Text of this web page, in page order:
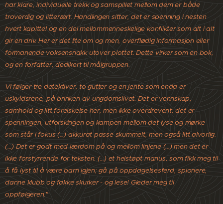
har klare, individuelle trekk og samspillet mellom dem er både
troverdig og litterært. Handlingen sitter, det er spenning i nesten
hvert kapittel og en del mellommenneskelige konflikter som alt i alt
gir en driv. Her er det lite om og men, overflødig informasjon eller
formanende voksensnakk utover plottet. Dette virker som en bok,
og en forfatter, dedikert til målgruppen.
Vi følger tre detektiver, to gutter og en jente som enda er
uskyldsrene, på brinken av ungdomslivet. Det er vennskap,
samhold og litt forelskelse her, men ikke overdrevent; det er
spenningen, utforskingen og kampen mellom det lyse og mørke
som står i fokus (...) akkurat passe skummelt, men også litt alvorlig.
(...) Det er godt med lærdom på og mellom linjene (...) men det er
ikke forstyrrende for teksten. (...) et helstøpt manus, som fikk meg til
å få lyst til å være barn igjen; gå på oppdagelsesferd, spionere,
danne klubb og fakke skurker - og lese! Gleder meg til
oppfølgeren."